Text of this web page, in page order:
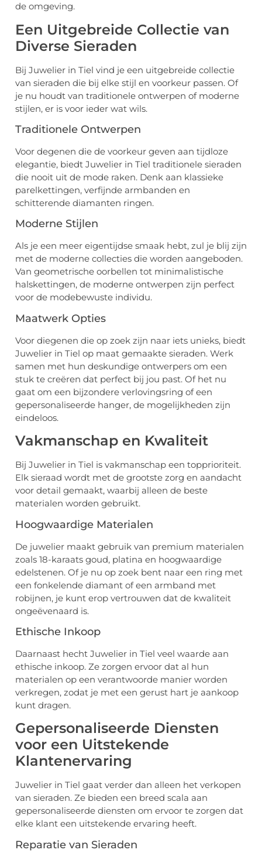
de omgeving.
Een Uitgebreide Collectie van
Diverse Sieraden
Bij Juwelier in Tiel vind je een uitgebreide collectie
van sieraden die bij elke stijl en voorkeur passen. Of
je nu houdt van traditionele ontwerpen of moderne
stijlen, er is voor ieder wat wils.
Traditionele Ontwerpen
Voor degenen die de voorkeur geven aan tijdloze
elegantie, biedt Juwelier in Tiel traditionele sieraden
die nooit uit de mode raken. Denk aan klassieke
parelkettingen, verfijnde armbanden en
schitterende diamanten ringen.
Moderne Stijlen
Als je een meer eigentijdse smaak hebt, zul je blij zijn
met de moderne collecties die worden aangeboden.
Van geometrische oorbellen tot minimalistische
halskettingen, de moderne ontwerpen zijn perfect
voor de modebewuste individu.
Maatwerk Opties
Voor diegenen die op zoek zijn naar iets unieks, biedt
Juwelier in Tiel op maat gemaakte sieraden. Werk
samen met hun deskundige ontwerpers om een
stuk te creëren dat perfect bij jou past. Of het nu
gaat om een bijzondere verlovingsring of een
gepersonaliseerde hanger, de mogelijkheden zijn
eindeloos.
Vakmanschap en Kwaliteit
Bij Juwelier in Tiel is vakmanschap een topprioriteit.
Elk sieraad wordt met de grootste zorg en aandacht
voor detail gemaakt, waarbij alleen de beste
materialen worden gebruikt.
Hoogwaardige Materialen
De juwelier maakt gebruik van premium materialen
zoals 18-karaats goud, platina en hoogwaardige
edelstenen. Of je nu op zoek bent naar een ring met
een fonkelende diamant of een armband met
robijnen, je kunt erop vertrouwen dat de kwaliteit
ongeëvenaard is.
Ethische Inkoop
Daarnaast hecht Juwelier in Tiel veel waarde aan
ethische inkoop. Ze zorgen ervoor dat al hun
materialen op een verantwoorde manier worden
verkregen, zodat je met een gerust hart je aankoop
kunt dragen.
Gepersonaliseerde Diensten
voor een Uitstekende
Klantenervaring
Juwelier in Tiel gaat verder dan alleen het verkopen
van sieraden. Ze bieden een breed scala aan
gepersonaliseerde diensten om ervoor te zorgen dat
elke klant een uitstekende ervaring heeft.
Reparatie van Sieraden